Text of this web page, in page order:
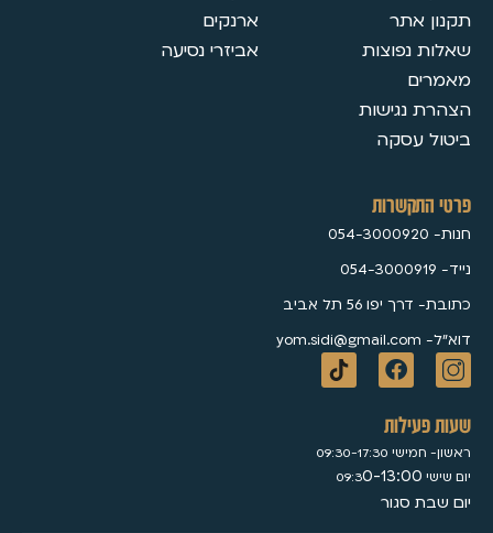
תקנון אתר
שאלות נפוצות
מאמרים
הצהרת נגישות
ביטול עסקה
ארנקים
אביזרי נסיעה
פרטי התקשרות
חנות- 054-3000920
נייד- 054-3000919
כתובת- דרך יפו 56 תל אביב
דוא״ל- yom.sidi@gmail.com
שעות פעילות
ראשון- חמישי 09:30-17:30
יום שישי 09:3 0-13:00
יום שבת סגור